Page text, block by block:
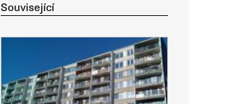
Související